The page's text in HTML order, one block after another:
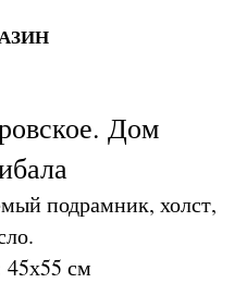
Дом
подрамник, холст,
см